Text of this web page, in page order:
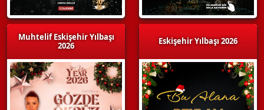
Muhtelif Eskişehir Yılbaşı
2026
Eskişehir Yılbaşı 2026